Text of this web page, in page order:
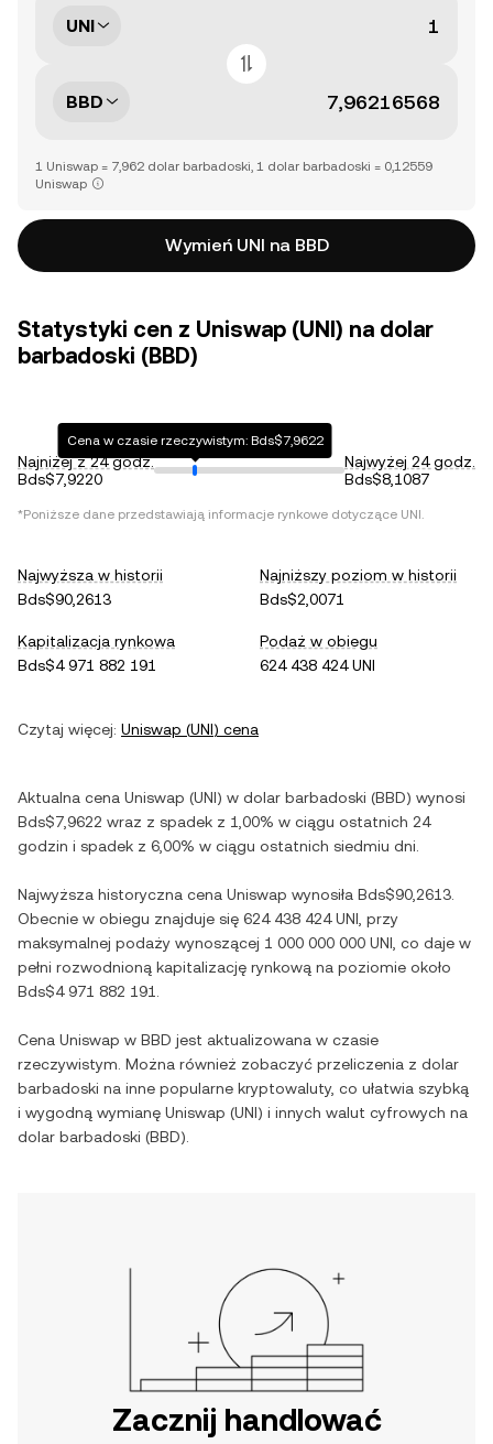
UNI
BBD
1 Uniswap = 7,962 dolar barbadoski, 1 dolar barbadoski = 0,12559
Uniswap
Wymień UNI na BBD
Statystyki cen z Uniswap (UNI) na dolar
barbadoski (BBD)
Najniżej z 24 godz.
Bds$7,9220
Cena w czasie rzeczywistym: Bds$7,9622
Najwyżej 24 godz.
Bds$8,1087
*Poniższe dane przedstawiają informacje rynkowe dotyczące UNI.
Najwyższa w historii
Bds$90,2613
Najniższy poziom w historii
Bds$2,0071
Kapitalizacja rynkowa
Bds$4 971 882 191
Podaż w obiegu
624 438 424 UNI
Czytaj więcej: Uniswap (UNI) cena
Aktualna cena Uniswap (UNI) w dolar barbadoski (BBD) wynosi
Bds$7,9622 wraz z spadek z 1,00% w ciągu ostatnich 24
godzin i spadek z 6,00% w ciągu ostatnich siedmiu dni.
Najwyższa historyczna cena Uniswap wynosiła Bds$90,2613
Obecnie w obiegu znajduje się 624 438 424 UNI , przy
maksymalnej podaży wynoszącej 1 000 000 000 UNI , co daje w
pełni rozwodnioną kapitalizację rynkową na poziomie około
Bds$4 971 882 191
Cena Uniswap w BBD jest aktualizowana w czasie
rzeczywistym. Można również zobaczyć przeliczenia z dolar
barbadoski na inne popularne kryptowaluty, co ułatwia szybką
i wygodną wymianę Uniswap (UNI) i innych walut cyfrowych na
dolar barbadoski (BBD).
Zacznij handlować